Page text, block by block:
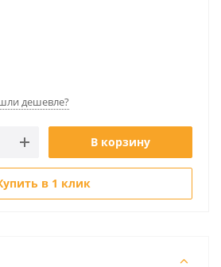
дешевле?
В корзину
в 1 клик